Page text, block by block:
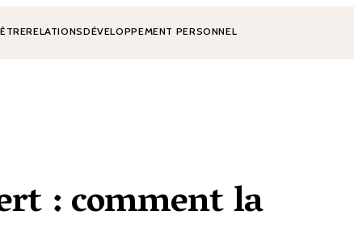
RELATIONSDÉVELOPPEMENT PERSONNEL
: comment la